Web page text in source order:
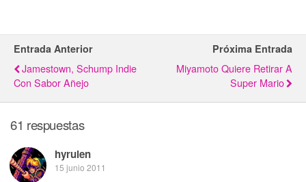
Entrada Anterior
Jamestown, Schump Indie
Con Sabor Añejo
Próxima Entrada
Miyamoto Quiere Retirar A
Super Mario
61 respuestas
hyrulen
15 junio 2011